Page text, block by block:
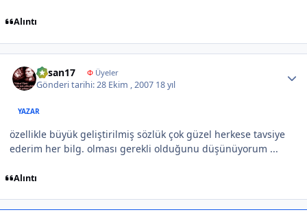
Alıntı
hasan17 ΦÜyeler
Gönderi tarihi:28 Ekim , 2007 18 yıl
YAZAR
özellikle büyük geliştirilmiş sözlük çok güzel herkese tavsiye
ederim her bilg. olması gerekli olduğunu düşünüyorum ...
Alıntı